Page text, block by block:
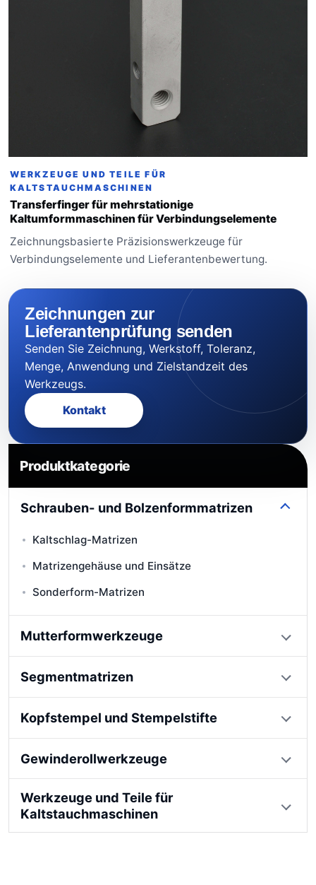
Produktkategorie
Schrauben- und Bolzenformmatrizen
Kaltschlag-Matrizen
Matrizengehäuse und Einsätze
Sonderform-Matrizen
Mutterformwerkzeuge
Segmentmatrizen
Kopfstempel und Stempelstifte
Gewinderollwerkzeuge
Werkzeuge und Teile für
Kaltstauchmaschinen
WERKZEUGE UND TEILE FÜR
KALTSTAUCHMASCHINEN
Transferfinger für mehrstationige
Kaltumformmaschinen für Verbindungselemente
Zeichnungsbasierte Präzisionswerkzeuge für
Verbindungselemente und Lieferantenbewertung.
Zeichnungen zur
Lieferantenprüfung senden
Senden Sie Zeichnung, Werkstoff, Toleranz,
Menge, Anwendung und Zielstandzeit des
Werkzeugs.
Kontakt